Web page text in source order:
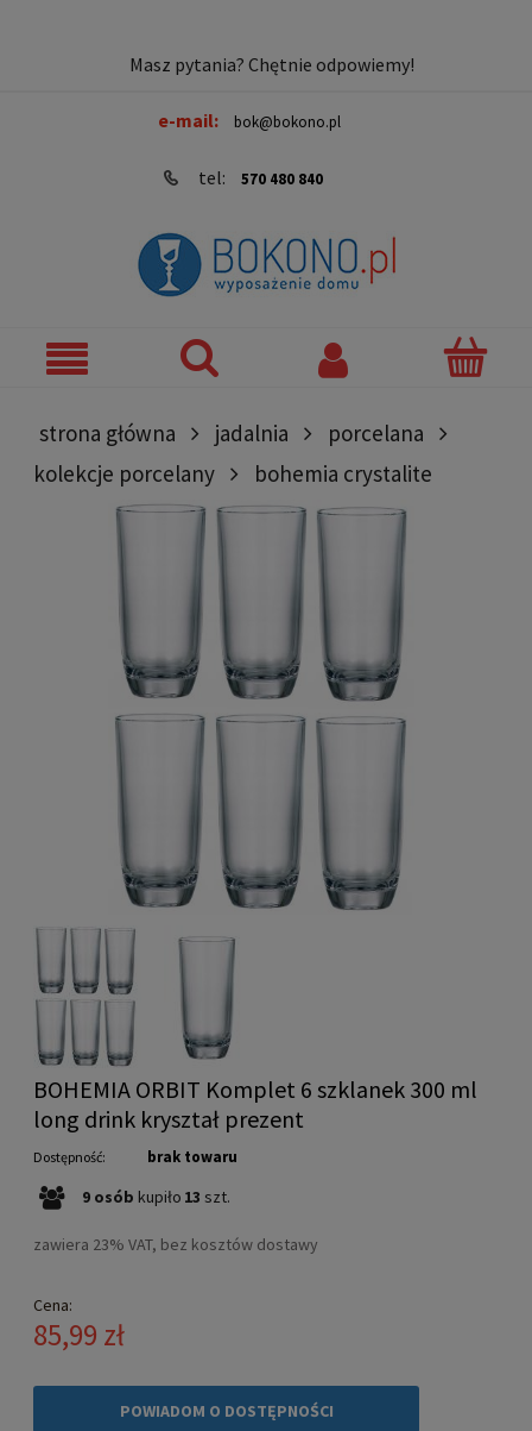
Masz pytania? Chętnie odpowiemy!
e-mail: bok@bokono.pl
tel: 570 480 840
strona główna jadalnia
porcelana
kolekcje porcelany
bohemia crystalite
BOHEMIA ORBIT Komplet 6 szklanek 300 ml
long drink kryształ prezent
Dostępność: brak towaru
9 osób kupiło 13 szt.
zawiera 23% VAT, bez kosztów dostawy
Cena:
85,99 zł
POWIADOM O DOSTĘPNOŚCI